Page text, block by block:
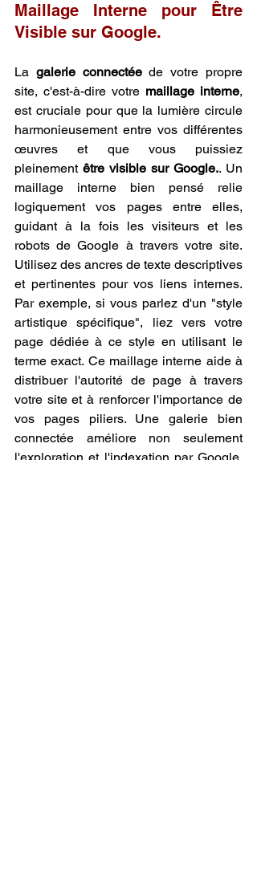
Maillage Interne pour Être
Visible sur Google.
La galerie connectée de votre propre
site, c'est-à-dire votre maillage interne,
est cruciale pour que la lumière circule
harmonieusement entre vos différentes
œuvres et que vous puissiez
pleinement être visible sur Google.. Un
maillage interne bien pensé relie
logiquement vos pages entre elles,
guidant à la fois les visiteurs et les
robots de Google à travers votre site.
Utilisez des ancres de texte descriptives
et pertinentes pour vos liens internes.
Par exemple, si vous parlez d'un "style
artistique spécifique", liez vers votre
page dédiée à ce style en utilisant le
terme exact. Ce maillage interne aide à
distribuer l'autorité de page à travers
votre site et à renforcer l'importance de
vos pages piliers. Une galerie bien
connectée améliore non seulement
l'exploration et l'indexation par Google,